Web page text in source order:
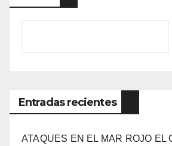
Entradas recientes
ATAQUES EN EL MAR ROJO EL